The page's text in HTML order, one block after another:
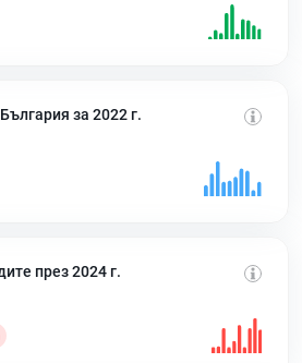
за 2022 г.
през 2024 г.